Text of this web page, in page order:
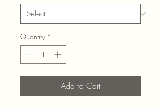
Quantity *
Add to Cart